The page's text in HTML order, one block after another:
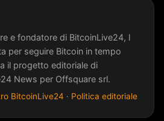
e fondatore di BitcoinLive24, l
per seguire Bitcoin in tempo
il progetto editoriale di
News per Offsquare srl.
BitcoinLive24 · Politica editoriale